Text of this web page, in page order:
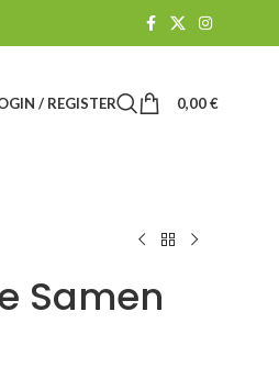
/ REGISTER 0,00€
Samen